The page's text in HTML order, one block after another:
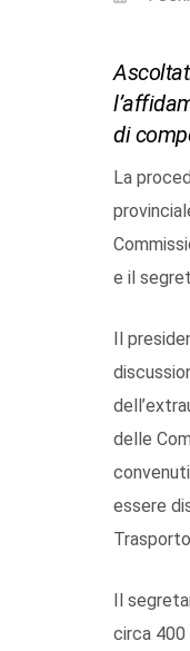
di
La
e il
Il
delle
essere
Il
circa